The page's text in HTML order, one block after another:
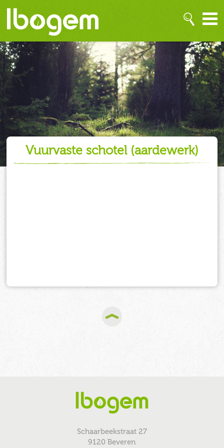
vuurvaste schotel (aardewerk)
Schaarbeekstraat 27
9120 Beveren